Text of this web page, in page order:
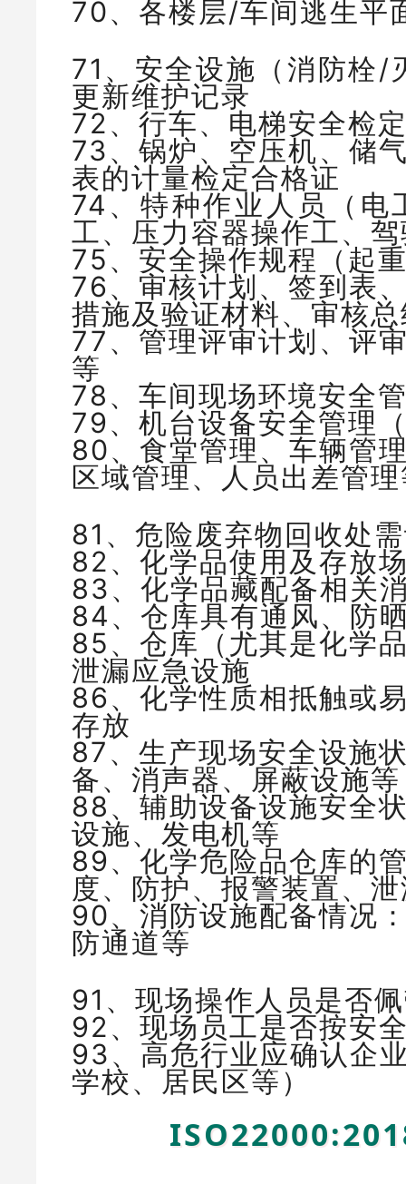
70、各楼层/车间逃生平
71、安全设施（消防栓/
更新维护记录
72、行车、电梯安全检
73、锅炉、空压机、储
表的计量检定合格证
74、特种作业人员（电
工、压力容器操作工、
75、安全操作规程（起
76、审核计划、签到表
措施及验证材料、审核
77、管理评审计划、评
等
78、车间现场环境安全
79、机台设备安全管理
80、食堂管理、车辆管
区域管理、人员出差管
81、危险废弃物回收处
82、化学品使用及存放
83、化学品藏配备相关
84、仓库具有通风、防
85、仓库（尤其是化学
泄漏应急设施
86、化学性质相抵触或
存放
87、生产现场安全设施
备、消声器、屏蔽设施等
88、辅助设备设施安全
设施、发电机等
89、化学危险品仓库的
度、防护、报警装置、
90、消防设施配备情况
防通道等
91、现场操作人员是否
92、现场员工是否按安
93、高危行业应确认企
学校、居民区等）